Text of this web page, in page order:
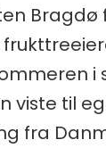
Bragdø
i
viste til
fra